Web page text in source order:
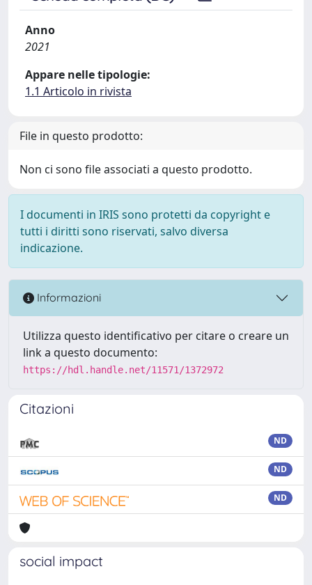
Anno
2021
Appare nelle tipologie:
1.1 Articolo in rivista
File in questo prodotto:
Non ci sono file associati a questo prodotto.
I documenti in IRIS sono protetti da copyright e
tutti i diritti sono riservati, salvo diversa
indicazione.
Informazioni
Utilizza questo identificativo per citare o creare un
link a questo documento:
https://hdl.handle.net/11571/1372972
Citazioni
ND
ND
ND
social impact